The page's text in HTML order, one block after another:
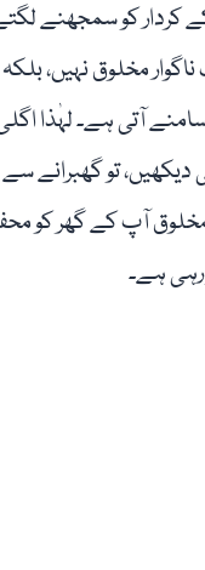
کردار کو سمجھنے
مخلوق نہیں،
آتی ہے۔ لہٰذا
دیکھیں، تو گھبرانے
آپ کے گھر کو
ہے۔